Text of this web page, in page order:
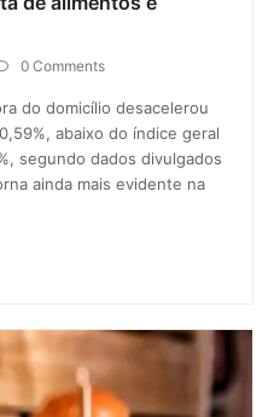
0 Comments
do domicílio desacelerou
abaixo do índice geral
segundo dados divulgados
ainda mais evidente na